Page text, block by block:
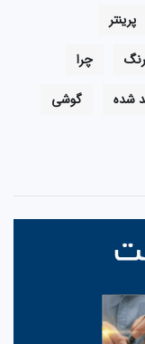
پرینتر
چرا
شده گوشی